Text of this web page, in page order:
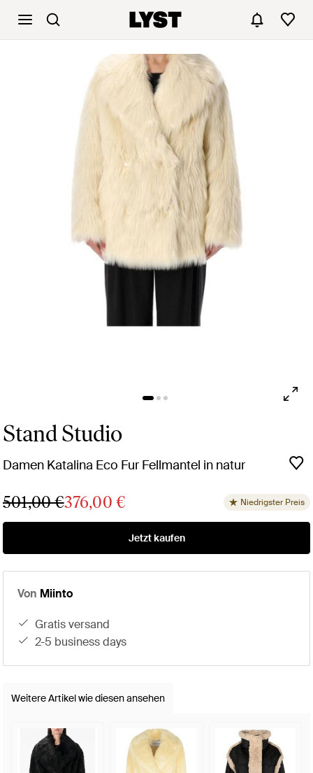
Stand Studio
Damen Katalina Eco Fur Fellmantel in natur
501,00 €376,00 € Niedrigster Preis
Jetzt kaufen
Von Miinto
gratis versand
2-5 business days
Weitere Artikel wie diesen ansehen